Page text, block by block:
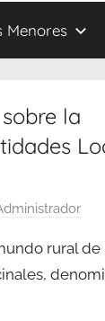
Menores
la
rural de